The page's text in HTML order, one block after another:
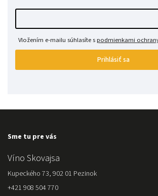
Vložením e-mailu súhlasíte spodmienkami
Prihlásiť sa
Sme tu pre vás
Víno Skovajsa
Kupeckého 73, 902 01 Pezinok
+421 908 504 770